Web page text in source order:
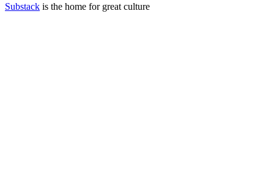
Substack is the home for great culture